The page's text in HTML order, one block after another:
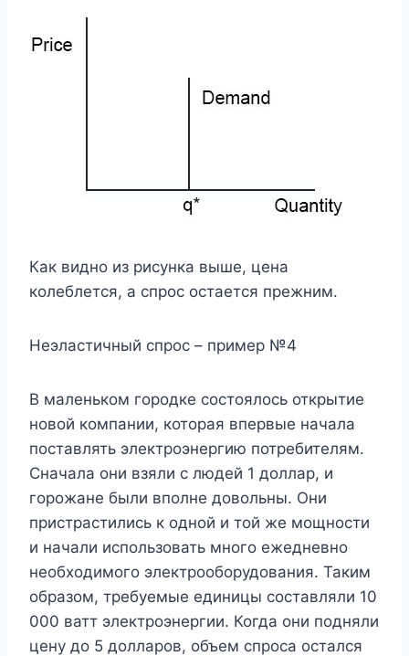
Как видно из рисунка выше, цена
колеблется, а спрос остается прежним.
Неэластичный спрос – пример №4
В маленьком городке состоялось открытие
новой компании, которая впервые начала
поставлять электроэнергию потребителям.
Сначала они взяли с людей 1 доллар, и
горожане были вполне довольны. Они
пристрастились к одной и той же мощности
и начали использовать много ежедневно
необходимого электрооборудования. Таким
образом, требуемые единицы составляли 10
000 ватт электроэнергии. Когда они подняли
цену до 5 долларов, объем спроса остался